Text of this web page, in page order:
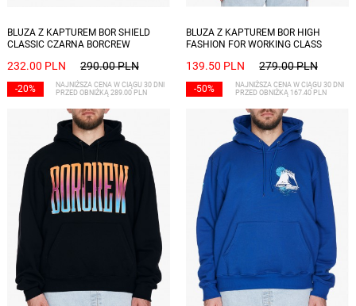
BLUZA Z KAPTUREM BOR SHIELD
CLASSIC CZARNA BORCREW
232.00 PLN 290.00 PLN
-20%
NAJNIŻSZA CENA W CIĄGU 30 DNI
PRZED OBNIŻKĄ 289.00 PLN
BLUZA Z KAPTUREM BOR HIGH
FASHION FOR WORKING CLASS
139.50 PLN 279.00 PLN
-50%
NAJNIŻSZA CENA W CIĄGU 30 DNI
PRZED OBNIŻKĄ 167.40 PLN